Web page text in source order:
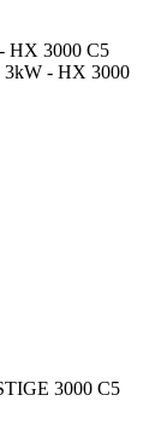
HX 3000 C5
3kW - HX 3000
3000 C5